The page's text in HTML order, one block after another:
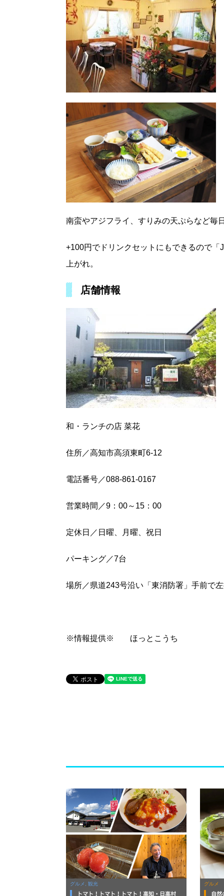
南蛮やアジフライ、すりみの天ぷらなど毎
+100円でドリンクセットにもできるので
上がれ。
店舗情報
和・ランチの店 菜花
住所／高知市高須東町6-12
電話番号／088-861-0167
営業時間／9：00～15：00
定休日／日曜、月曜、祝日
パーキング／7台
場所／県道243号沿い「東消防署」手前で
※情報提供※ ほっとこうち
グルメ, 観光
トマト！トマト！トマト！高知・日高村
グルメ
自